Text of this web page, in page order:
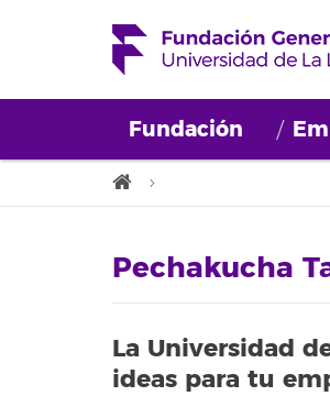
Fundación
Pechakucha
La Universidad
ideas para tu